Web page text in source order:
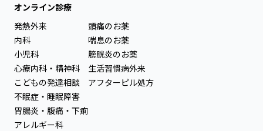
オンライン診療
発熱外来
内科
小児科
心療内科・精神科
こどもの発達相談
不眠症・睡眠障害
胃腸炎・腹痛・下痢
アレルギー科
頭痛のお薬
喘息のお薬
膀胱炎のお薬
生活習慣病外来
アフターピル処方